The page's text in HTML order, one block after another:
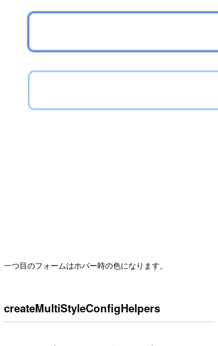
一つ目のフォームはホバー時の色になります。
createMultiStyleConfigHelpers